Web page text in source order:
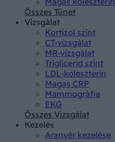
Összes Tünet
Vizsgálat
Kortizol szint
CT-vizsgálat
MR-vizsgálat
Triglicerid szint
LDL-koleszterin
Magas CRP
Mammográfia
EKG
Összes Vizsgálat
Kezelés
Aranyér kezelése